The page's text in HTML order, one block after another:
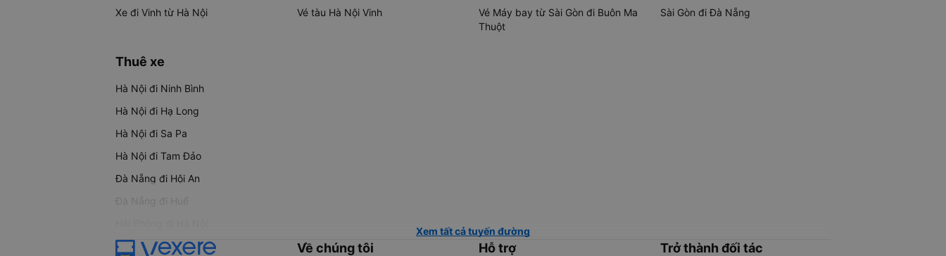
Xe đi Vinh từ Hà Nội
Vé tàu Hà Nội Vinh
Vé Máy bay từ Sài Gòn đi Buôn Ma
Thuột
Sài Gòn đi Đà Nẵng
Thuê xe
Hà Nội đi Ninh Bình
Hà Nội đi Hạ Long
Hà Nội đi Sa Pa
Hà Nội đi Tam Đảo
Đà Nẵng đi Hội An
Đà Nẵng đi Huế
Xem tất cả tuyến đường
Về chúng tôi Hỗ trợ Trở thành đối tác